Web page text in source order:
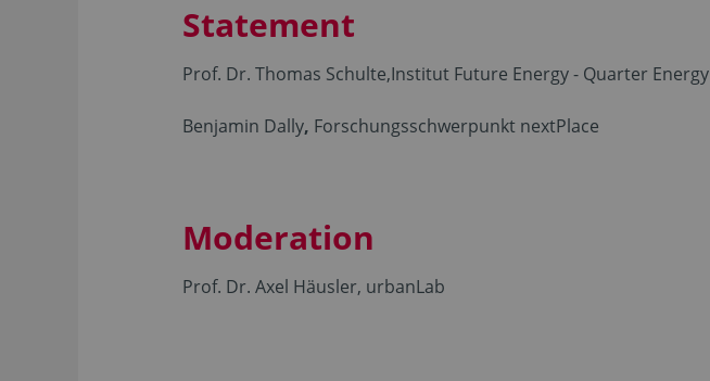
Statement
Prof. Dr. Thomas Schulte,Institut Future Energy - Quarter Energy
Benjamin Dally, Forschungsschwerpunkt nextPlace
Moderation
Prof. Dr. Axel Häusler, urbanLab